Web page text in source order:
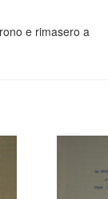
e rimasero a